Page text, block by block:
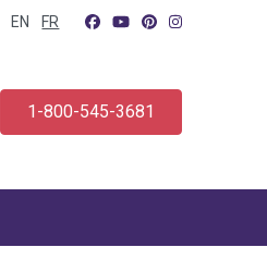
EN FR
1-800-545-3681